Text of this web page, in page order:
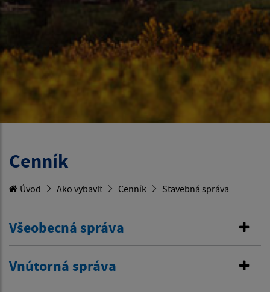
Cenník
Úvod Ako vybaviť Cenník Stavebná správa
Všeobecná správa
Vnútorná správa